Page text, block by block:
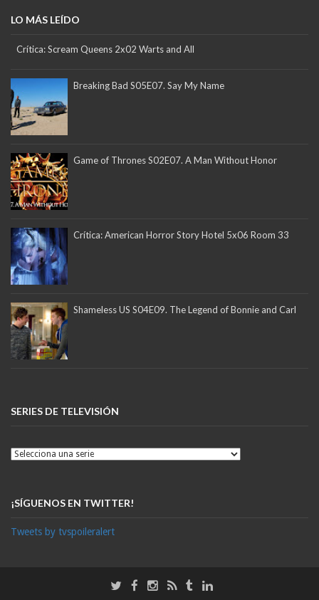
LO MÁS LEÍDO
Crítica: Scream Queens 2x02 Warts and All
Breaking Bad S05E07. Say My Name
Game of Thrones S02E07. A Man Without Honor
Crítica: American Horror Story Hotel 5x06 Room 33
Shameless US S04E09. The Legend of Bonnie and Carl
SERIES DE TELEVISIÓN
¡SÍGUENOS EN TWITTER!
Tweets by tvspoileralert